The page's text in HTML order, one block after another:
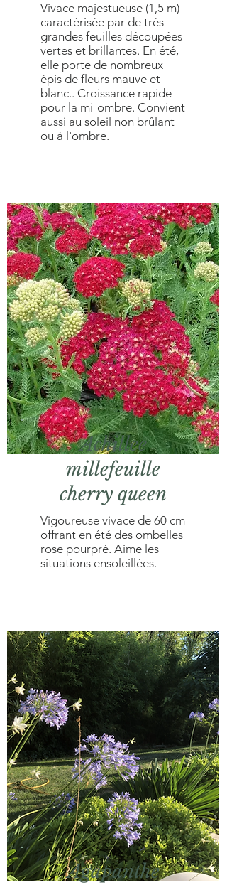
Vivace majestueuse (1,5 m)
caractérisée par de très
grandes feuilles découpées
vertes et brillantes. En été,
elle porte de nombreux
épis de fleurs mauve et
blanc.. Croissance rapide
pour la mi-ombre. Convient
aussi au soleil non brûlant
ou à l'ombre.
Achillee
millefeuille
cherry queen
Vigoureuse vivace de 60 cm
offrant en été des ombelles
rose pourpré. Aime les
situations ensoleillées.
Agapanthe